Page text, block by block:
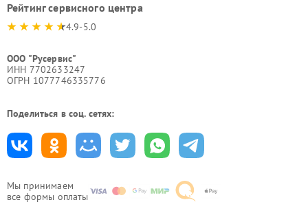
Мы принимаем
все формы оплаты
Рейтинг сервисного центра
4.9-5.0
ООО "Русервис"
ИНН 7702633247
ОГРН 1077746335776
Поделиться в соц. сетях: